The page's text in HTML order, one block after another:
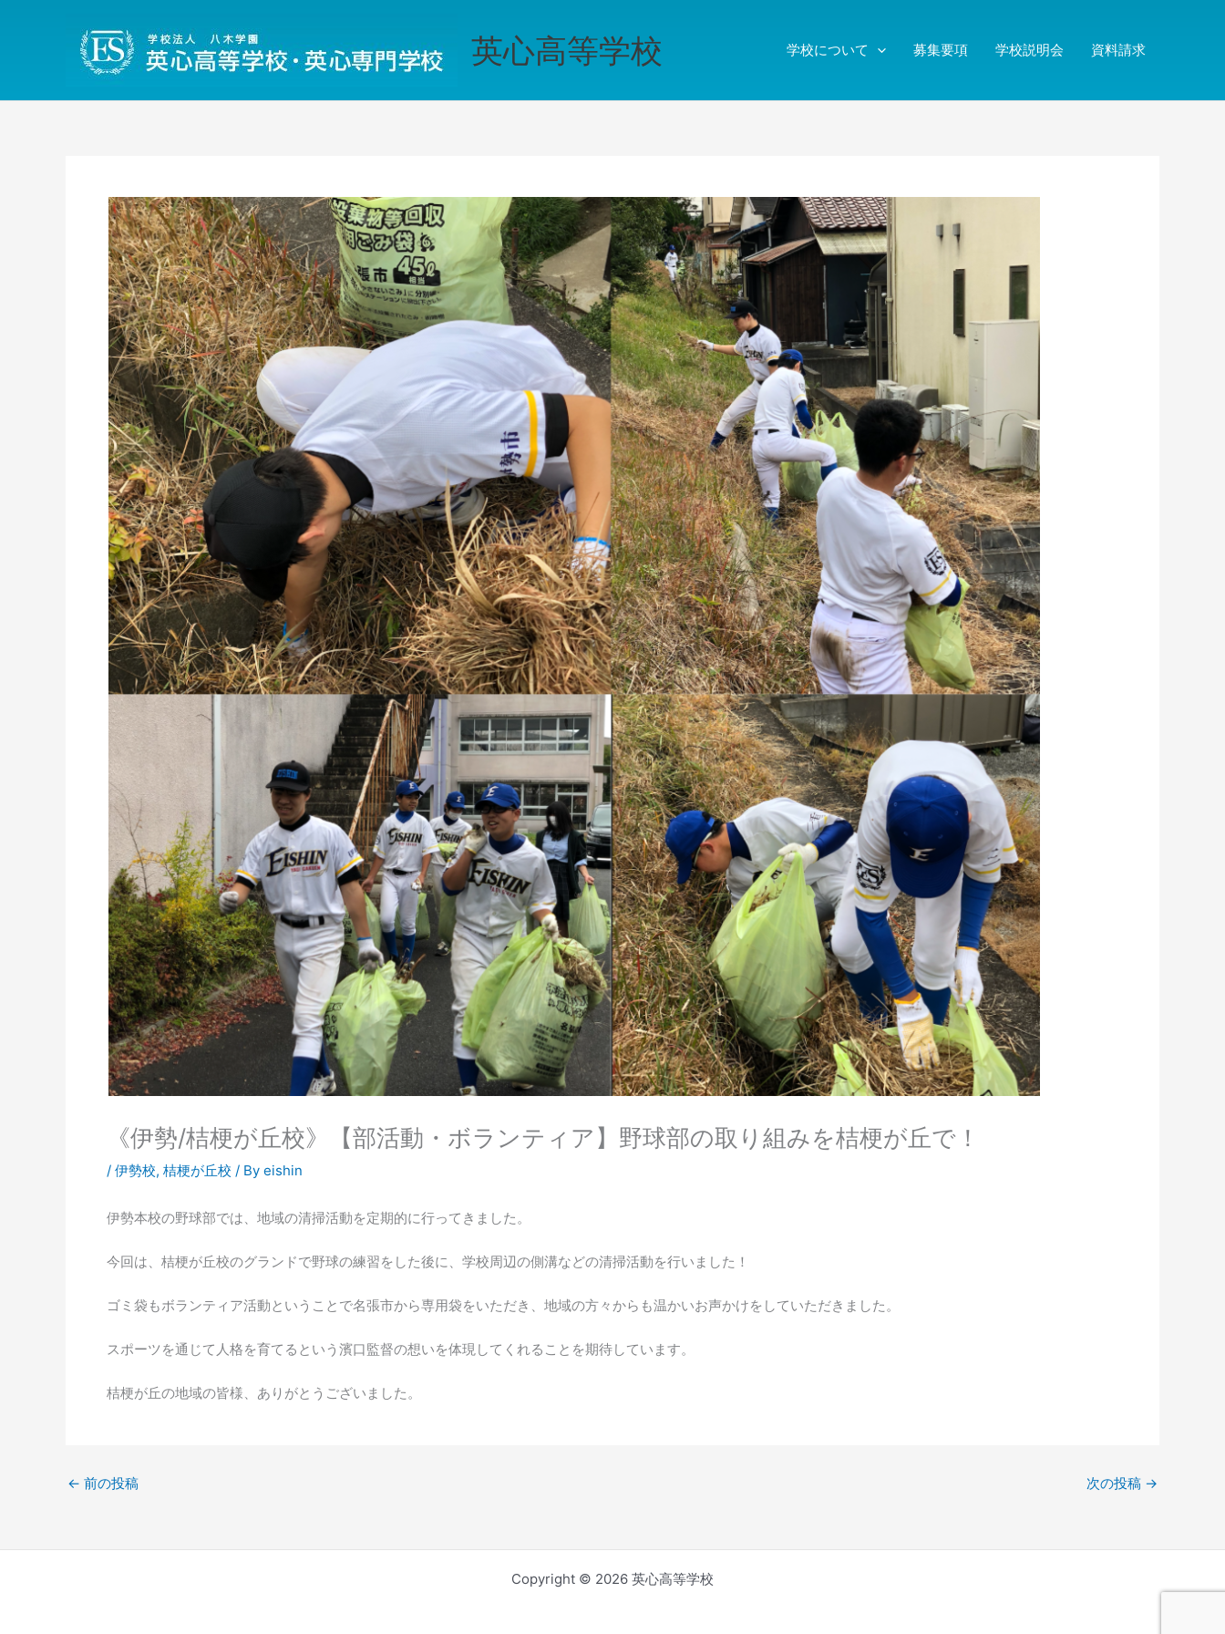
キ
英心高等学校 学校について 募集要項 学校説明会 資料請求
《伊勢/桔梗が丘校》【部活動・ボランティア】野球部の取り組みを桔梗が丘で！
/ 伊勢校, 桔梗が丘校 / By eishin
伊勢本校の野球部では、地域の清掃活動を定期的に行ってきました。
今回は、桔梗が丘校のグランドで野球の練習をした後に、学校周辺の側溝などの清掃活動を行いました！
ゴミ袋もボランティア活動ということで名張市から専用袋をいただき、地域の方々からも温かいお声かけをしていただきました。
スポーツを通じて人格を育てるという濱口監督の想いを体現してくれることを期待しています。
桔梗が丘の地域の皆様、ありがとうございました。
← 前の投稿 次の投稿 →
Copyright © 2026 英心高等学校